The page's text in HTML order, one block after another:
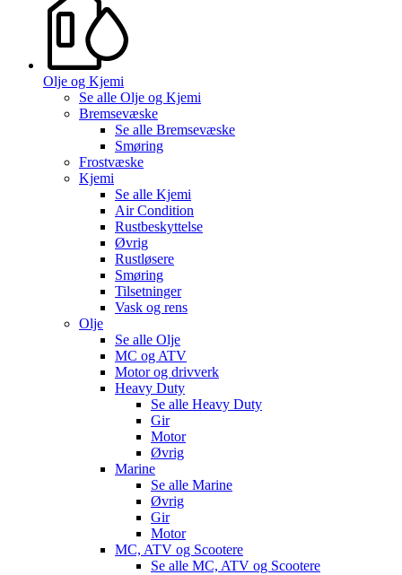
Olje og Kjemi
Se alle Olje og Kjemi
Bremsevæske
Se alle Bremsevæske
Smøring
Frostvæske
Kjemi
Se alle Kjemi
Air Condition
Rustbeskyttelse
Øvrig
Rustløsere
Smøring
Tilsetninger
Vask og rens
Olje
Se alle Olje
MC og ATV
Motor og drivverk
Heavy Duty
Se alle Heavy Duty
Gir
Motor
Øvrig
Marine
Se alle Marine
Øvrig
Gir
Motor
MC, ATV og Scootere
Se alle MC, ATV og Scootere